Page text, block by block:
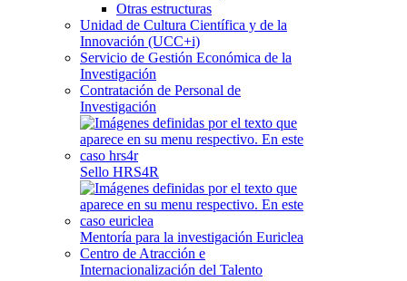
Otras estructuras
Unidad de Cultura Científica y de la
Innovación (UCC+i)
Servicio de Gestión Económica de la
Investigación
Contratación de Personal de
Investigación
Sello HRS4R
Mentoría para la investigación Euriclea
Centro de Atracción e
Internacionalización del Talento